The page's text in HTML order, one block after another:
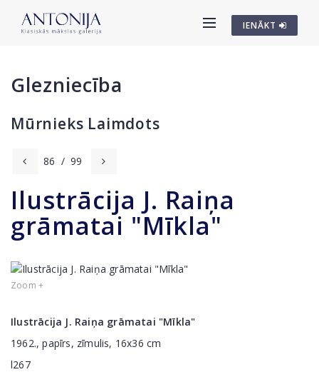
IENĀKT
Glezniecība
Mūrnieks Laimdots
86 / 99
Ilustrācija J. Raiņa
grāmatai "Mīkla"
Zoom +
Ilustrācija J. Raiņa grāmatai "Mīkla"
1962., papīrs, zīmulis, 16x36 cm
l267